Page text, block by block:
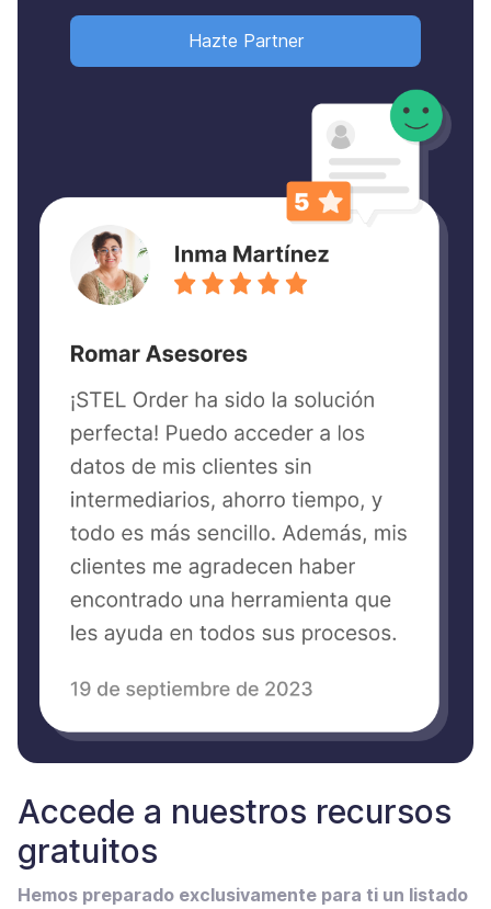
Hazte Partner
Accede a nuestros recursos
gratuitos
Hemos preparado exclusivamente para ti un listado